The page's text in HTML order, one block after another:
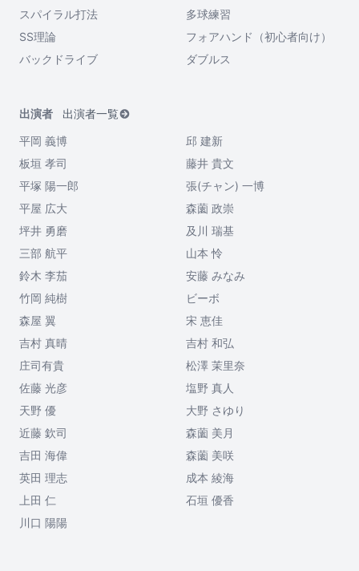
スパイラル打法
多球練習
SS理論
フォアハンド（初心者向け）
バックドライブ
ダブルス
出演者
出演者一覧
平岡 義博
邱 建新
板垣 孝司
藤井 貴文
平塚 陽一郎
張(チャン) 一博
平屋 広大
森薗 政崇
坪井 勇磨
及川 瑞基
三部 航平
山本 怜
鈴木 李茄
安藤 みなみ
竹岡 純樹
ビーボ
森屋 翼
宋 恵佳
吉村 真晴
吉村 和弘
庄司有貴
松澤 茉里奈
佐藤 光彦
塩野 真人
天野 優
大野 さゆり
近藤 欽司
森薗 美月
吉田 海偉
森薗 美咲
英田 理志
成本 綾海
上田 仁
石垣 優香
川口 陽陽